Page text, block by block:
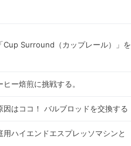
Cup Surround（カップレール）」を
ー焙煎に挑戦する。
因はココ！ バルブロッドを交換する
用ハイエンドエスプレッソマシンと